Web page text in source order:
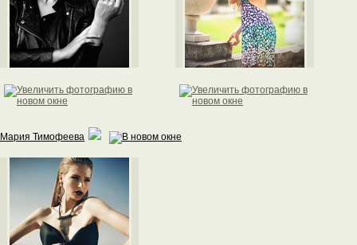
Мария Тимофеева